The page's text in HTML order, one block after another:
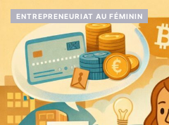
ENTREPRENEURIAT AU FÉMININ